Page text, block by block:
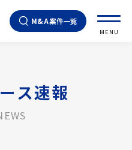
M&A案件一覧
MENU
ス速報